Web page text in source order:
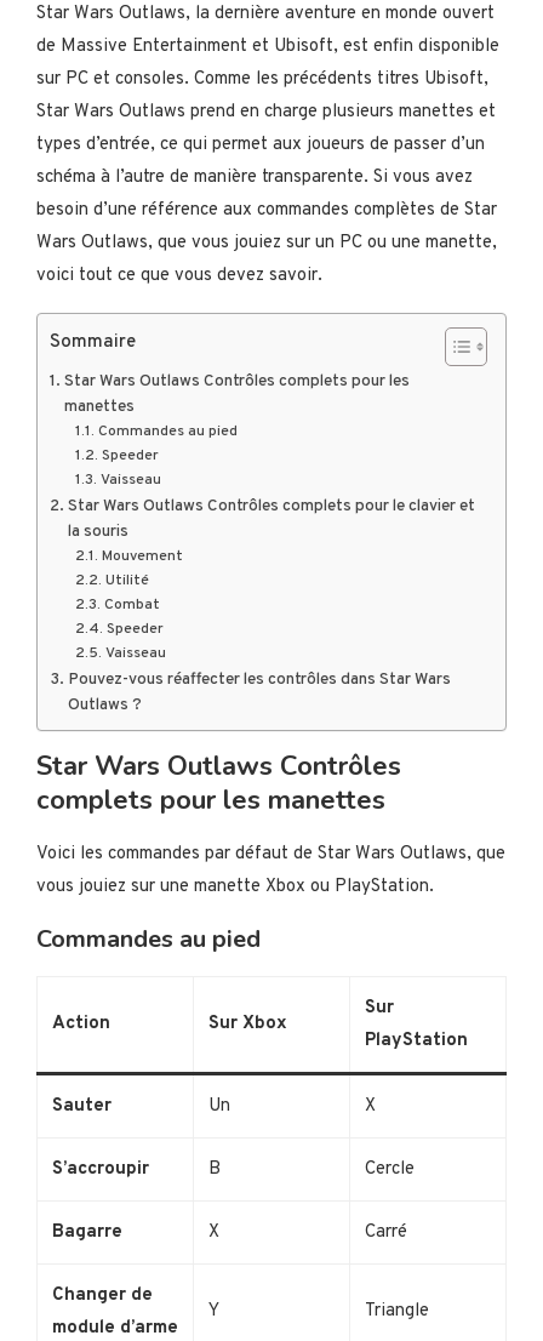
Star Wars Outlaws, la dernière aventure en monde ouvert
de Massive Entertainment et Ubisoft, est enfin disponible
sur PC et consoles. Comme les précédents titres Ubisoft,
Star Wars Outlaws prend en charge plusieurs manettes et
types d’entrée, ce qui permet aux joueurs de passer d’un
schéma à l’autre de manière transparente. Si vous avez
besoin d’une référence aux commandes complètes de Star
Wars Outlaws, que vous jouiez sur un PC ou une manette,
voici tout ce que vous devez savoir.
Sommaire
Star Wars Outlaws Contrôles complets pour les
manettes
Commandes au pied
Speeder
Vaisseau
Star Wars Outlaws Contrôles complets pour le clavier et
la souris
Mouvement
Utilité
Combat
Speeder
Vaisseau
Pouvez-vous réaffecter les contrôles dans Star Wars
Outlaws ?
Star Wars Outlaws Contrôles
complets pour les manettes
Voici les commandes par défaut de Star Wars Outlaws, que
vous jouiez sur une manette Xbox ou PlayStation.
Commandes au pied
Action Sur Xbox
Sur
PlayStation
Sauter Un X
S’accroupir B Cercle
Bagarre X Carré
Changer de
module d’arme
Y Triangle